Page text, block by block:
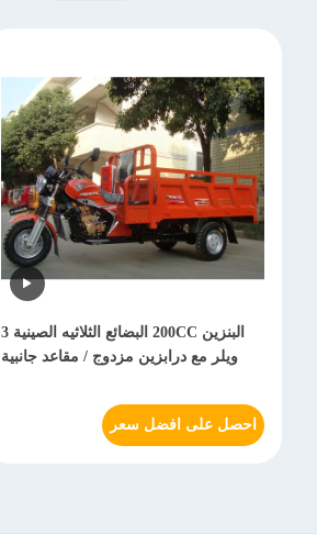
البنزين 200CC البضائع الثلاثيه الصينية 3
ويلر مع درابزين مزدوج / مقاعد جانبية
احصل على افضل سعر